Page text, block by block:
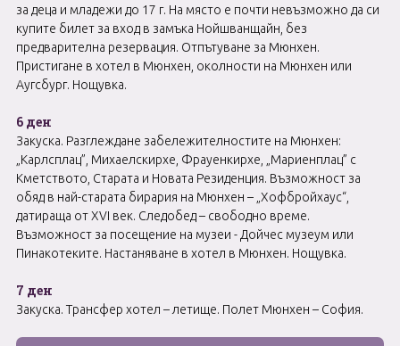
за деца и младежи до 17 г. На място е почти невъзможно да си
купите билет за вход в замъка Нойшванщайн, без
предварителна резервация. Отпътуване за Мюнхен.
Пристигане в хотел в Мюнхен, околности на Мюнхен или
Аугсбург. Нощувка.
6 ден
Закуска. Разглеждане забележителностите на Мюнхен:
„Карлсплац”, Михаелскирхе, Фрауенкирхе, „Мариенплац” с
Кметството, Старата и Новата Резиденция. Възможност за
обяд в най-старата бирария на Мюнхен – „Хофбройхаус“,
датираща от XVI век. Следобед – свободно време.
Възможност за посещение на музеи - Дойчес музеум или
Пинакотеките. Настаняване в хотел в Мюнхен. Нощувка.
7 ден
Закуска. Трансфер хотел – летище. Полет Мюнхен – София.